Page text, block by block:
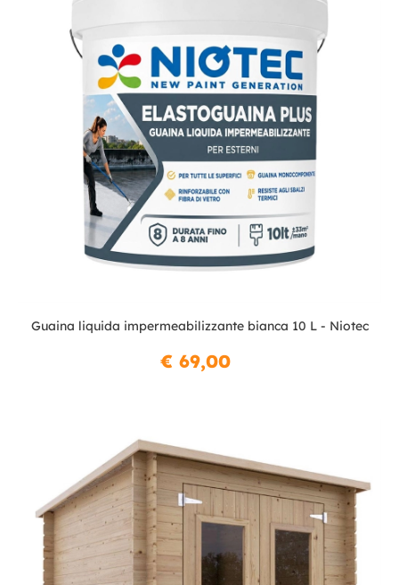
Guaina liquida impermeabilizzante bianca 10 L - Niotec
€ 69,00